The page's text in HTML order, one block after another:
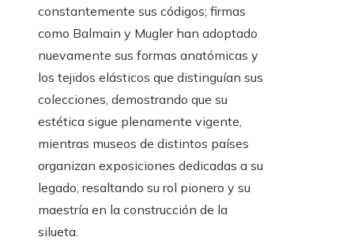
constantemente sus códigos; firmas
como Balmain y Mugler han adoptado
nuevamente sus formas anatómicas y
los tejidos elásticos que distinguían sus
colecciones, demostrando que su
estética sigue plenamente vigente,
mientras museos de distintos países
organizan exposiciones dedicadas a su
legado, resaltando su rol pionero y su
maestría en la construcción de la
silueta.